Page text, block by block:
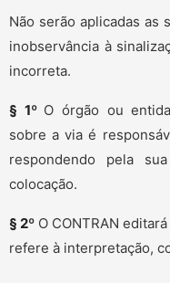
Não serão aplicadas as
inobservância à
incorreta.
§ 1º O órgão ou
sobre a via é
respondendo pela
colocação.
§ 2º O CONTRAN
refere à interpretação,